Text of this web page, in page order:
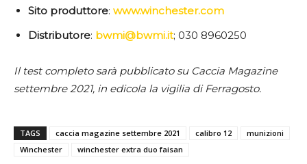
Sito produttore: www.winchester.com
Distributore: bwmi@bwmi.it; 030 8960250
Il test completo sarà pubblicato su Caccia Magazine
settembre 2021, in edicola la vigilia di Ferragosto.
TAGS caccia magazine settembre 2021 calibro 12
munizioni
Winchester
winchester extra duo faisan